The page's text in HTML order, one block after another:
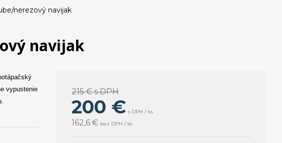
nerezový navijak
navijak
215 €s DPH
200 € s DPH / ks
162,6 € bez DPH / ks
vypustenie